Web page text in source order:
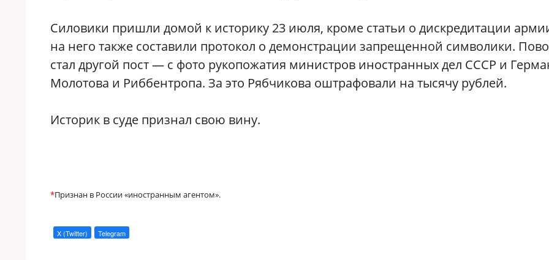
Силовики пришли домой к историку 23 июля, кроме статьи о дискредитации
на него также составили протокол о демонстрации запрещенной символики.
стал другой пост — с фото рукопожатия министров иностранных дел СССР и
Молотова и Риббентропа. За это Рябчикова оштрафовали на тысячу рублей.
Историк в суде признал свою вину.
*Признан в России «иностранным агентом».
X (Twitter) Telegram